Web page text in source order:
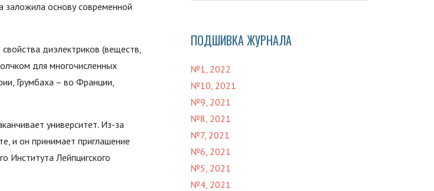
заложила основу современной
диэлектриков (веществ,
для многочисленных
Грумбаха – во Франции,
университет. Из-за
и он принимает приглашение
Института Лейпцигского
ПОДШИВКА ЖУРНАЛА
№1, 2022
№10, 2021
№9, 2021
№8, 2021
№7, 2021
№6, 2021
№5, 2021
№4, 2021